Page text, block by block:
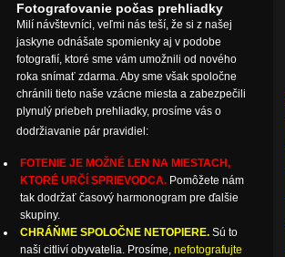
Fotografovanie počas prehliadky
Milí návštevníci, veľmi nás teší, že si z našej
jaskyne odnášate spomienky aj v podobe
fotografií, ktoré sme vám umožnili od nového
roka snímať zdarma. Aby sme však spoločne
chránili tieto naše vzácne miesta a zabezpečili
plynulý priebeh prehliadky, prosíme vás o
dodržiavanie pár pravidiel:
FOTENIE JE MOŽNÉ LEN NA MIESTACH,
KTORÉ URČÍ SPRIEVODCA. Pomôžete nám
tak dodržať časový harmonogram pre ďalšie
skupiny.
CHRÁŇME SPOLOČNE NETOPIERE. Sú to
naši citliví obyvatelia. Prosíme, nefotografujte